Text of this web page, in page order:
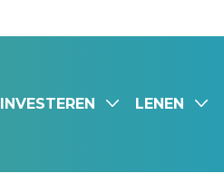
INVESTEREN LENEN